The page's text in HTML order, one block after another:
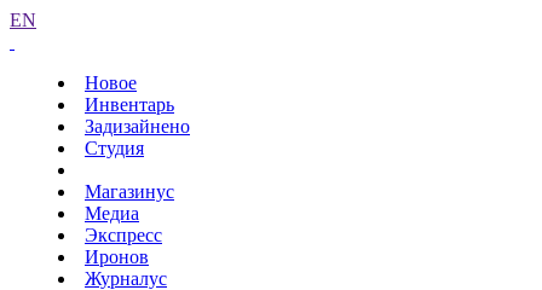
EN
Новое
Инвентарь
Задизайнено
Студия
Магазинус
Медиа
Экспресс
Иронов
Журналус